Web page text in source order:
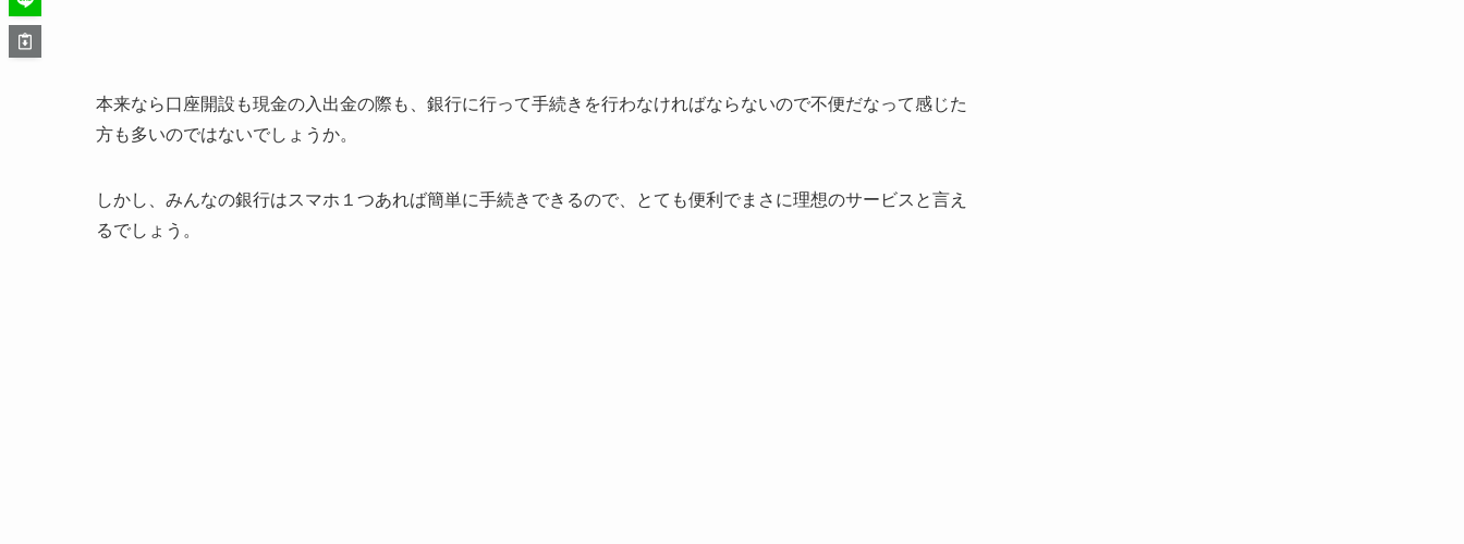
本来なら口座開設も現金の入出金の際も、銀行に行って手続きを行わなければならないので不便だなって感じた
方も多いのではないでしょうか。
しかし、みんなの銀行はスマホ１つあれば簡単に手続きできるので、とても便利でまさに理想のサービスと言え
るでしょう。